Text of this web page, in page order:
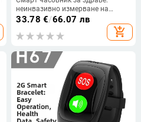
неинвазивно измерване на
кръвна захар, кръвно налягане и
пулс, мониторинг на съня и
урична киселина/липиди (TFT
безжично зареждане, до 7 дни
батерия, водоустойчив).
33.78 €/66.07 лв
add_shopping_cart